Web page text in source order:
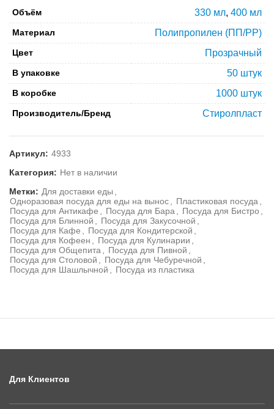
Объём 330 мл, 400 мл
Материал Полипропилен (ПП/PP)
Цвет Прозрачный
В упаковке 50 штук
В коробке 1000 штук
Производитель/Бренд Стиролпласт
Артикул: 4933
Категория: Нет в наличии
Метки: Для доставки еды ,
Одноразовая посуда для еды на вынос, Пластиковая посуда,
Посуда для Антикафе , Посуда для Бара, Посуда для Бистро ,
Посуда для Блинной , Посуда для Закусочной ,
Посуда для Кафе , Посуда для Кондитерской ,
Посуда для Кофеен , Посуда для Кулинарии ,
Посуда для Общепита, Посуда для Пивной ,
Посуда для Столовой , Посуда для Чебуречной ,
Посуда для Шашлычной , Посуда из пластика
Для Клиентов